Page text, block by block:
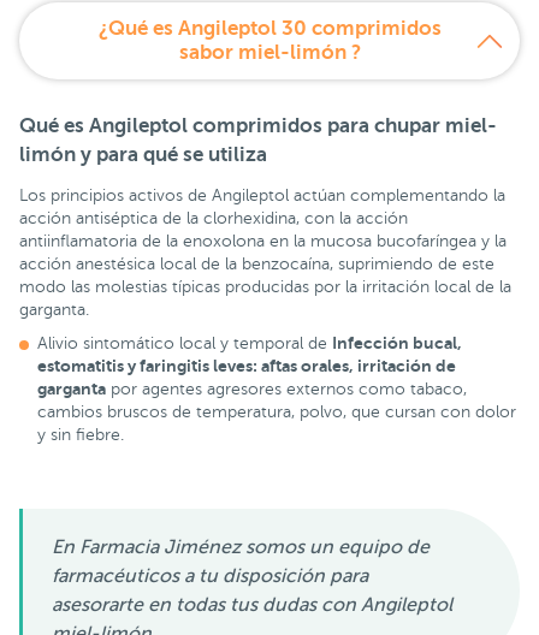
¿Qué es Angileptol 30 comprimidos
sabor miel-limón ?
Qué es Angileptol comprimidos para chupar miel-
limón y para qué se utiliza
Los principios activos de Angileptol actúan complementando la
acción antiséptica de la clorhexidina, con la acción
antiinflamatoria de la enoxolona en la mucosa bucofaríngea y la
acción anestésica local de la benzocaína, suprimiendo de este
modo las molestias típicas producidas por la irritación local de la
garganta.
Alivio sintomático local y temporal de Infección bucal,
estomatitis y faringitis leves: aftas orales, irritación de
garganta por agentes agresores externos como tabaco,
cambios bruscos de temperatura, polvo, que cursan con dolor
y sin fiebre.
En Farmacia Jiménez somos un equipo de
farmacéuticos a tu disposición para
asesorarte en todas tus dudas con Angileptol